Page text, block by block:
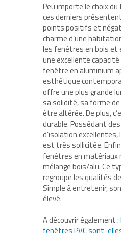
Peu importe le choix
ces derniers
points positifs et
charme d’une
les fenêtres en bois et
une excellente capacité
fenêtre en aluminium
esthétique
offre une plus grande
sa solidité, sa forme
être altérée. De plus,
durable. Possédant
d’isolation excellentes,
est très sollicitée.
fenêtres en matériaux
mélange bois/alu. Ce
regroupe les qualités
Simple à entretenir,
élevé.
A découvrir également :
fenêtres PVC sont-